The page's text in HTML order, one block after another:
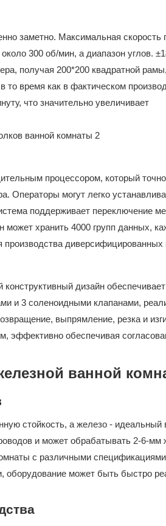
заметно. Максимальная скорость
300 об/мин, а диапазон углов.
получая 200*200 квадратной рамы,
то время как в фактическом
что значительно увеличивает
процессором, который точно
Операторы могут легко
поддерживает переключение
может хранить 4000 групп данных,
диверсифицированных
дизайн обеспечивает
и 3 соленоидными клапанами,
выпрямление, резка и
эффективно обеспечивая
ванной
стойкость, а железо - идеальный
и может обрабатывать 2-6-мм
с различными
оборудование может быть быстро